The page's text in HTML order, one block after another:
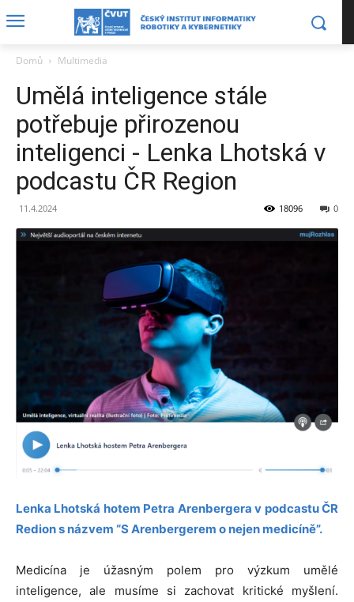
Domů Multimedia
Umělá inteligence stále
potřebuje přirozenou
inteligenci - Lenka Lhotská v
podcastu ČR Region
11.4.2024 0
18096
Lenka Lhotská hotem Petra Arenbergera v podcastu ČR
Redion s názvem “S Arenbergerem o nejen medicíně”.
Medicína je úžasným polem pro výzkum umělé
inteligence, ale musíme si zachovat kritické myšlení.